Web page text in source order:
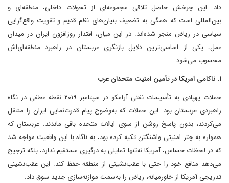
داد. این چرخش حاصل تلاقی مجموعه‌ای از تحولات داخلی، منطقه‌ای و
بین‌المللی است که همگی به تضعیف بنیان‌های نظم قدیم و تقویت واقع‌گرایی
سیاسی در ریاض منجر شده‌اند. در این میان، اقتدار روزافزون ایران در میدان
عمل، یکی از اساسی‌ترین دلایل بازنگری عربستان در راهبرد منطقه‌ای‌اش
محسوب می‌شود.
۱. ناکامی آمریکا در تأمین امنیت متحدان عرب
حملات پهپادی به تأسیسات نفتی آرامکو در سپتامبر ۲۰۱۹ نقطه عطفی در نگاه
راهبردی عربستان بود. این حملات که به‌وضوح پیام قدرت‌نمایی ایران را منتقل
می‌کردند، بدون پاسخ روشن از سوی ایالات متحده باقی ماندند. عربستان که
همواره به چتر امنیتی واشنگتن تکیه کرده بود، به ناگاه با این واقعیت مواجه شد
که در لحظات حساس، آمریکا نه‌تنها تمایلی به درگیری مستقیم ندارد، بلکه ترجیح
می‌دهد منافع خود را حتی با عقب‌نشینی از منطقه حفظ کند. این عقب‌نشینی
تدریجی آمریکا از خاورمیانه، ریاض را به‌سمت موازنه‌سازی جدید سوق داد.